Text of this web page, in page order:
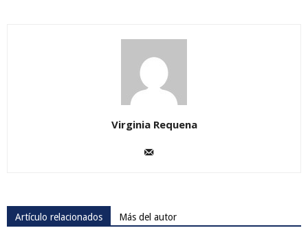
Virginia Requena
Artículo relacionados Más del autor